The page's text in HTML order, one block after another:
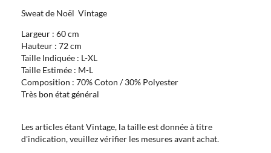
Sweat de Noël Vintage
Largeur : 60 cm
Hauteur : 72 cm
Taille Indiquée : L-XL
Taille Estimée : M-L
Composition : 70% Coton / 30% Polyester
Très bon état général
Les articles étant Vintage, la taille est donnée à titre
d'indication, veuillez vérifier les mesures avant achat.